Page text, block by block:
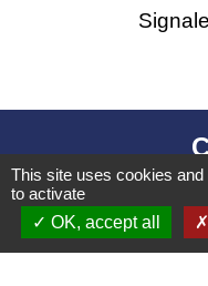
25,
01300
This site uses cookies
to activate
OK, accept all